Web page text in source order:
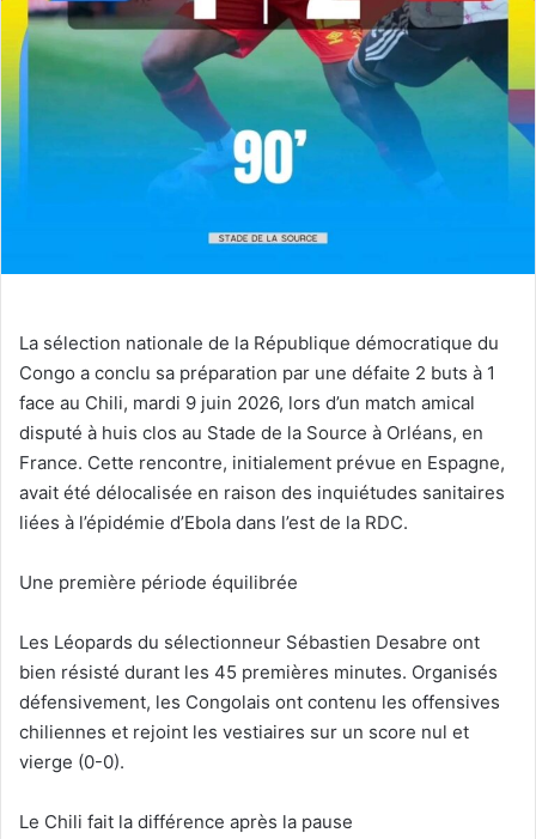
La sélection nationale de la République démocratique du
Congo a conclu sa préparation par une défaite 2 buts à 1
face au Chili, mardi 9 juin 2026, lors d’un match amical
disputé à huis clos au Stade de la Source à Orléans, en
France. Cette rencontre, initialement prévue en Espagne,
avait été délocalisée en raison des inquiétudes sanitaires
liées à l’épidémie d’Ebola dans l’est de la RDC.
Une première période équilibrée
Les Léopards du sélectionneur Sébastien Desabre ont
bien résisté durant les 45 premières minutes. Organisés
défensivement, les Congolais ont contenu les offensives
chiliennes et rejoint les vestiaires sur un score nul et
vierge (0-0).
Le Chili fait la différence après la pause